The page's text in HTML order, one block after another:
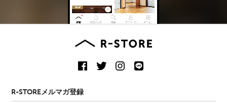
R-STOREメルマガ登録